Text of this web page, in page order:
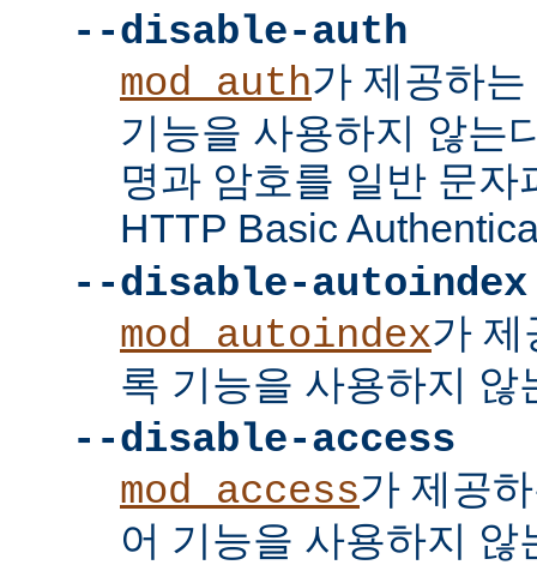
--disable-auth
mod_auth가 제공하
기능을 사용하지 않는
명과 암호를 일반 문자
HTTP Basic
--disable-autoindex
mod_autoindex가 제
록 기능을 사용하지 않
--disable-access
mod_access가 제공
어 기능을 사용하지 않